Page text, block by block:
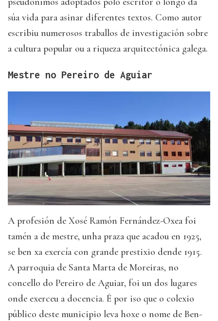
súa vida para asinar diferentes textos. Como autor
escribiu numerosos traballos de investigación sobre
a cultura popular ou a riqueza arquitectónica galega.
Mestre no Pereiro de Aguiar
A profesión de Xosé Ramón Fernández-Oxea foi
tamén a de mestre, unha praza que acadou en 1925,
se ben xa exercía con grande prestixio dende 1915.
A parroquia de Santa Marta de Moreiras, no
concello do Pereiro de Aguiar, foi un dos lugares
onde exerceu a docencia. É por iso que o colexio
público deste municipio leva hoxe o nome de Ben-